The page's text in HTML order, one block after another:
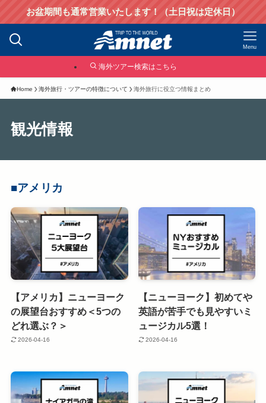
お盆期間も通常営業いたします！（土日祝は定休日）
Menu
海外ツアー検索はこちら
Home 海外旅行・ツアーの特徴について 海外旅行に役立つ情報まとめ
観光情報
■アメリカ
【アメリカ】ニューヨーク
の展望台おすすめ＜5つの
どれ選ぶ？＞
2026-04-16
【ニューヨーク】初めてや
英語が苦手でも見やすいミ
ュージカル5選！
2026-04-16